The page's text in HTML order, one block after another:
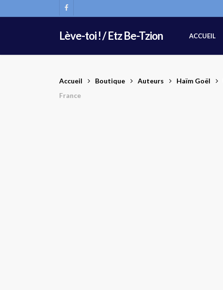
to
FACEBOOK
Lève-toi ! / Etz Be-Tzion ACCUEIL
Accueil Boutique Auteurs Haïm Goël
France